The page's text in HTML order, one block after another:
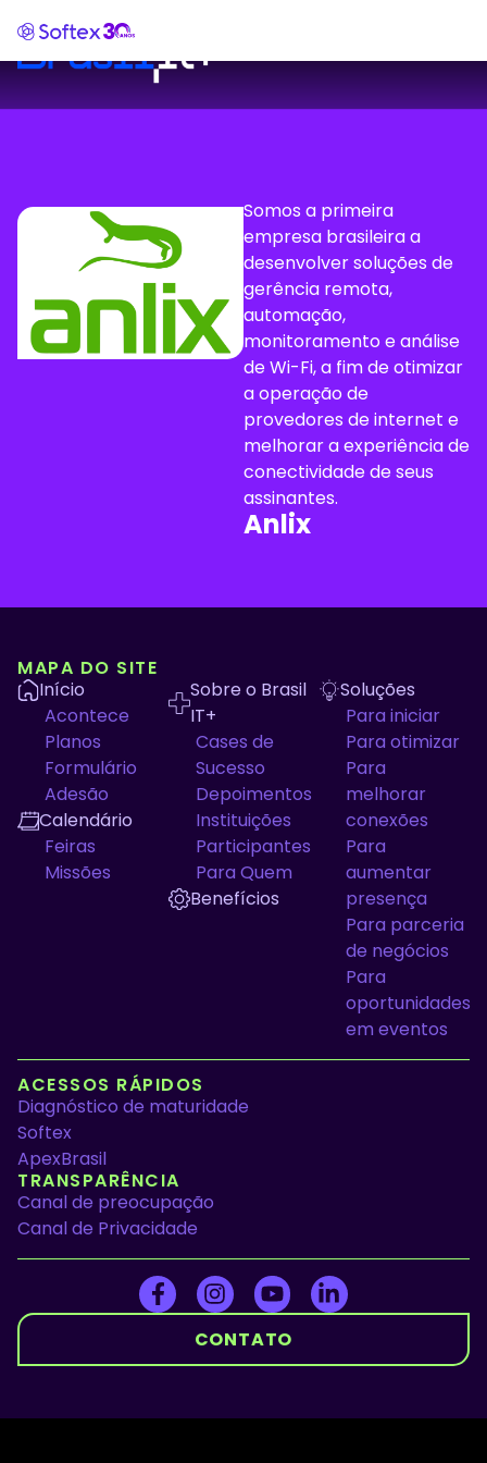
Somos a primeira
empresa brasileira a
desenvolver soluções de
gerência remota,
automação,
monitoramento e análise
de Wi-Fi, a fim de otimizar
a operação de
provedores de internet e
melhorar a experiência de
conectividade de seus
assinantes.
Anlix
MAPA DO SITE
Início
Acontece
Planos
Formulário
Adesão
Calendário
Feiras
Missões
Sobre o Brasil
IT+
Cases de
Sucesso
Depoimentos
Instituições
Participantes
Para Quem
Benefícios
Soluções
Para iniciar
Para otimizar
Para
melhorar
conexões
Para
aumentar
presença
Para parceria
de negócios
Para
oportunidades
em eventos
ACESSOS RÁPIDOS
Diagnóstico de maturidade
Softex
ApexBrasil
TRANSPARÊNCIA
Canal de preocupação
Canal de Privacidade
CONTATO